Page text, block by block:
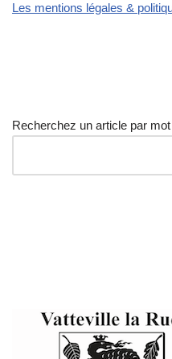
Les mentions légales &
Recherchez un article par